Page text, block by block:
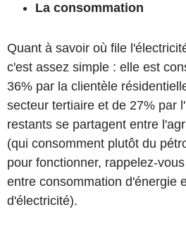
La consommation
Quant à savoir où file
c'est assez simple : elle est
36% par la clientèle
secteur tertiaire et de 27% par
restants se partagent entre
(qui consomment plutôt du
pour fonctionner, rappelez-
entre consommation d'énergie
d'électricité).